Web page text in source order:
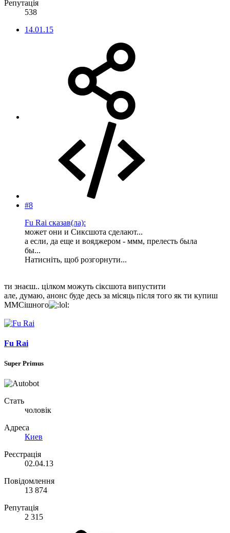
Репутація
538
14.01.15
#8
Fu Rai сказав(ла):
может они и Сиксшота сделают...
а если, да еще и вояджером - ммм, прелесть была
бы...
Натисніть, щоб розгорнути...
ти знаєш.. цілком можуть сіксшота випустити
але, думаю, анонс буде десь за місяць після того як ти купиш
ММСішного
Fu Rai
Super Primus
Стать
чоловік
Адреса
Киев
Реєстрація
02.04.13
Повідомлення
13 874
Репутація
2 315